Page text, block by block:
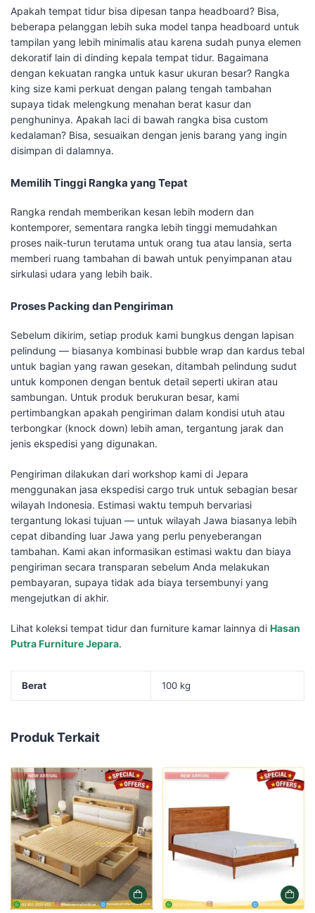
Apakah tempat tidur bisa dipesan tanpa headboard? Bisa,
beberapa pelanggan lebih suka model tanpa headboard untuk
tampilan yang lebih minimalis atau karena sudah punya elemen
dekoratif lain di dinding kepala tempat tidur. Bagaimana
dengan kekuatan rangka untuk kasur ukuran besar? Rangka
king size kami perkuat dengan palang tengah tambahan
supaya tidak melengkung menahan berat kasur dan
penghuninya. Apakah laci di bawah rangka bisa custom
kedalaman? Bisa, sesuaikan dengan jenis barang yang ingin
disimpan di dalamnya.
Memilih Tinggi Rangka yang Tepat
Rangka rendah memberikan kesan lebih modern dan
kontemporer, sementara rangka lebih tinggi memudahkan
proses naik-turun terutama untuk orang tua atau lansia, serta
memberi ruang tambahan di bawah untuk penyimpanan atau
sirkulasi udara yang lebih baik.
Proses Packing dan Pengiriman
Sebelum dikirim, setiap produk kami bungkus dengan lapisan
pelindung — biasanya kombinasi bubble wrap dan kardus tebal
untuk bagian yang rawan gesekan, ditambah pelindung sudut
untuk komponen dengan bentuk detail seperti ukiran atau
sambungan. Untuk produk berukuran besar, kami
pertimbangkan apakah pengiriman dalam kondisi utuh atau
terbongkar (knock down) lebih aman, tergantung jarak dan
jenis ekspedisi yang digunakan.
Pengiriman dilakukan dari workshop kami di Jepara
menggunakan jasa ekspedisi cargo truk untuk sebagian besar
wilayah Indonesia. Estimasi waktu tempuh bervariasi
tergantung lokasi tujuan — untuk wilayah Jawa biasanya lebih
cepat dibanding luar Jawa yang perlu penyeberangan
tambahan. Kami akan informasikan estimasi waktu dan biaya
pengiriman secara transparan sebelum Anda melakukan
pembayaran, supaya tidak ada biaya tersembunyi yang
mengejutkan di akhir.
Lihat koleksi tempat tidur dan furniture kamar lainnya di Hasan
Putra Furniture Jepara.
Berat 100 kg
Produk Terkait